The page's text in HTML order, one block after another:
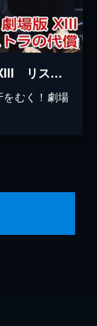
難波金融伝 ミナミの帝王 劇場版 XIII リストラの代償
むく！劇場